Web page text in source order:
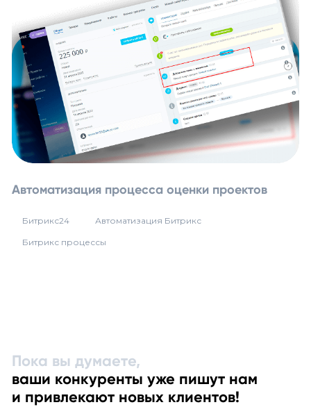
Автоматизация процесса оценки проектов
Битрикс24 Автоматизация Битрикс
Битрикс процессы
Пока вы думаете,
ваши конкуренты уже пишут нам
и привлекают новых клиентов!